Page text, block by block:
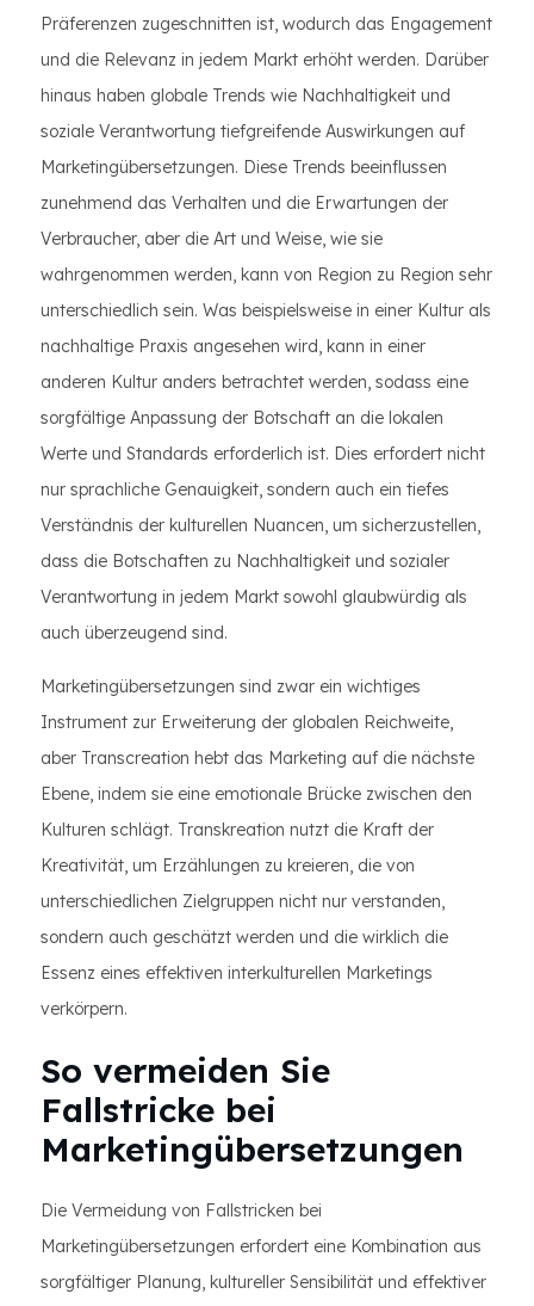
Präferenzen zugeschnitten ist, wodurch das Engagement
und die Relevanz in jedem Markt erhöht werden. Darüber
hinaus haben globale Trends wie Nachhaltigkeit und
soziale Verantwortung tiefgreifende Auswirkungen auf
Marketingübersetzungen. Diese Trends beeinflussen
zunehmend das Verhalten und die Erwartungen der
Verbraucher, aber die Art und Weise, wie sie
wahrgenommen werden, kann von Region zu Region sehr
unterschiedlich sein. Was beispielsweise in einer Kultur als
nachhaltige Praxis angesehen wird, kann in einer
anderen Kultur anders betrachtet werden, sodass eine
sorgfältige Anpassung der Botschaft an die lokalen
Werte und Standards erforderlich ist. Dies erfordert nicht
nur sprachliche Genauigkeit, sondern auch ein tiefes
Verständnis der kulturellen Nuancen, um sicherzustellen,
dass die Botschaften zu Nachhaltigkeit und sozialer
Verantwortung in jedem Markt sowohl glaubwürdig als
auch überzeugend sind.
Marketingübersetzungen sind zwar ein wichtiges
Instrument zur Erweiterung der globalen Reichweite,
aber Transcreation hebt das Marketing auf die nächste
Ebene, indem sie eine emotionale Brücke zwischen den
Kulturen schlägt. Transkreation nutzt die Kraft der
Kreativität, um Erzählungen zu kreieren, die von
unterschiedlichen Zielgruppen nicht nur verstanden,
sondern auch geschätzt werden und die wirklich die
Essenz eines effektiven interkulturellen Marketings
verkörpern.
So vermeiden Sie
Fallstricke bei
Marketingübersetzungen
Die Vermeidung von Fallstricken bei
Marketingübersetzungen erfordert eine Kombination aus
sorgfältiger Planung, kultureller Sensibilität und effektiver